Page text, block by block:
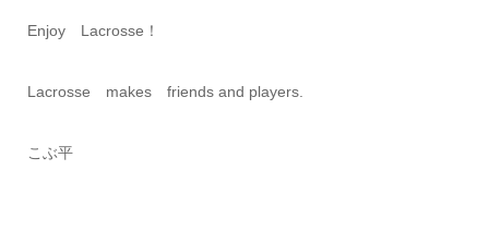
Enjoy Lacrosse！
Lacrosse makes friends and players.
こぶ平